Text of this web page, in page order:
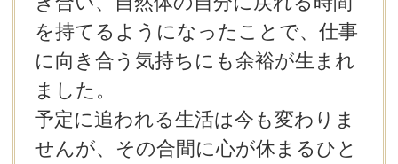
を持てるようになったことで、仕事
に向き合う気持ちにも余裕が生まれ
ました。
予定に追われる生活は今も変わりま
せんが、その合間に心が休まるひと